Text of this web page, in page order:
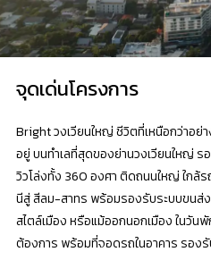
จุดเด่นโครงการ
Bright วงเวียนใหญ่ ชีวิตที่เหนือกว่าอ
อยู่ บนทำเลที่สุดของย่านวงเวียนใหญ่ ร
วิวโล่งทั้ง 360 องศา ติดถนนใหญ่ ใกล้
นีสู่ สีลม-สาทร พร้อมรองรับระบบขนส่
สไตล์เมือง หรือแม้ออกนอกเมือง ในวั
ต้องการ พร้อมที่จอดรถในอาคาร รอง